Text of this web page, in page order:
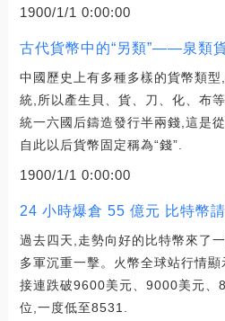
1900/1/1 0:00:00
古代貨幣中的“另類”——泉類
中國歷史上有多種多樣的貨幣類
統,所以產生貝、貨、刀、化、布
統一六國后鑄造發行半兩錢,這是
自此以后貨幣固定稱為“錢”.
1900/1/1 0:00:00
24 小時爆倉 55 億元 比特幣
過去四天,走勢向好的比特幣來了
多軍沉重一擊。火幣全球站行情
接連跌破9600美元、9000美元、
位,一度低至8531.